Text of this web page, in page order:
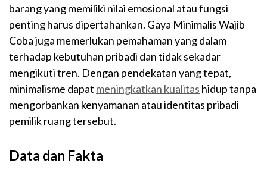
barang yang memiliki nilai emosional atau fungsi
penting harus dipertahankan. Gaya Minimalis Wajib
Coba juga memerlukan pemahaman yang dalam
terhadap kebutuhan pribadi dan tidak sekadar
mengikuti tren. Dengan pendekatan yang tepat,
minimalisme dapat meningkatkan kualitas hidup tanpa
mengorbankan kenyamanan atau identitas pribadi
pemilik ruang tersebut.
Data dan Fakta